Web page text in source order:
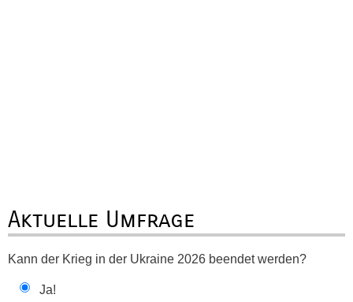
Aktuelle Umfrage
Kann der Krieg in der Ukraine 2026 beendet werden?
Ja!